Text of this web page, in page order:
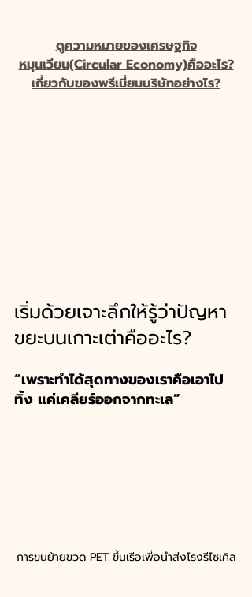
ดูความหมายของเศรษฐกิจ
หมุนเวียน(Circular Economy)คืออะไร?
เกี่ยวกับของพรีเมี่ยมบริษัทอย่างไร?
เริ่มด้วยเจาะลึกให้รู้ว่าปัญหา
ขยะบนเกาะเต่าคืออะไร?
“เพราะทำได้สุดทางของเราคือเอาไป
ทิ้ง แค่เคลียร์ออกจากทะเล”
การขนย้ายขวด PET ขึ้นเรือเพื่อนำส่งโรงรีไซเคิล